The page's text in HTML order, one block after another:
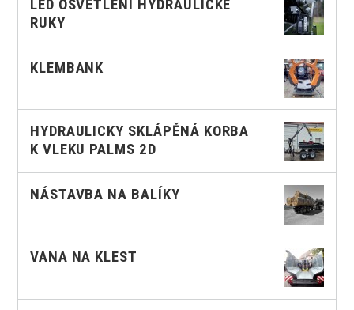
LED OSVĚTLENÍ HYDRAULICKÉ
RUKY
KLEMBANK
HYDRAULICKY SKLÁPĚNÁ KORBA
K VLEKU PALMS 2D
NÁSTAVBA NA BALÍKY
VANA NA KLEST